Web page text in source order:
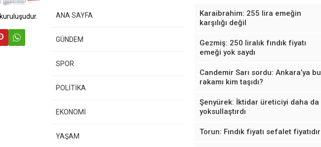
kuruluşudur. ANA SAYFA
GÜNDEM
SPOR
POLİTİKA
EKONOMİ
YAŞAM
Karaibrahim: 255 lira emeğin
karşılığı değil
Gezmiş: 250 liralık fındık fiyatı
emeği yok saydı
Candemir Sarı sordu: Ankara’ya bu
rakamı kim taşıdı?
Şenyürek: İktidar üreticiyi daha da
yoksullaştırdı
Torun: Fındık fiyatı sefalet fiyatıdır